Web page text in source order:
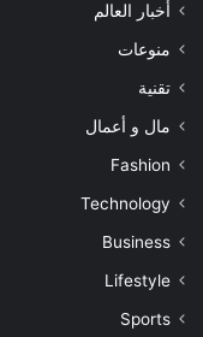
أخبار العالم
منوعات
تقنية
مال و أعمال
Fashion
Technology
Business
Lifestyle
Sports